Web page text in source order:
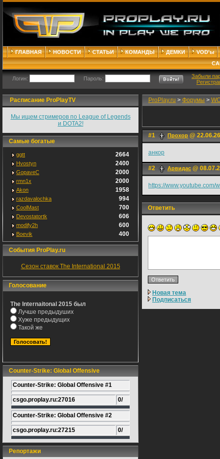
ГЛАВНАЯ НОВОСТИ СТАТЬИ КОМАНДЫ ДЕМКИ
VOD'ы
Логин: Пароль:
Забыли
Расписание ProPlayTV
Мы ищем стримеров по League of Legends
и DOTA2!
Самые богатые
ggtt 2664
Hvostyn 2400
GopaveC 2000
rmn1x 2000
Akon 1958
razdavalochka 994
CoolMast 700
Devostatortk 606
modify2h 600
Boevik 400
События ProPlay.ru
Сезон ставок The International 2015
Голосование
The Internaitonal 2015 был
Лучше предыдуших
Хуже предыдущих
Такой же
Counter-Strike: Global Offensive
Counter-Strike: Global Offensive #1
csgo.proplay.ru:27016 0/
Counter-Strike: Global Offensive #2
csgo.proplay.ru:27215 0/
Репортажи
ProPlay.ru > Форумы >
#1 Прохор @
анкор
#2 Арвидас @
https://www.youtube.com/
Ответить
Новая тема
Подписаться